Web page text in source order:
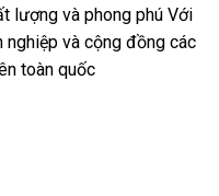
lượng và phong phú Với
nghiệp và cộng đồng các
toàn quốc